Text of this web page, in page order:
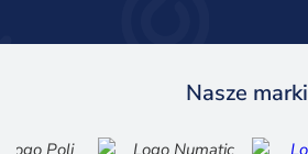
Nasze marki